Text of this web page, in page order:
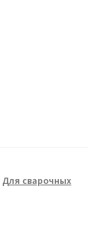
Для сварочных